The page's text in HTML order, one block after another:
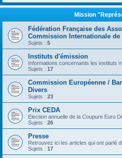
Mission
Fédération Française des
Commission Internationale
Sujets : 5
Instituts d'émission
Informations concernants les instituts
Sujets : 17
Commission Européenne /
Divers
Sujets : 23
Prix CEDA
Election annuelle de la Coupure Euro
Sujets : 26
Presse
Retrouvez ici les articles qui ont parlé
Sujets : 17